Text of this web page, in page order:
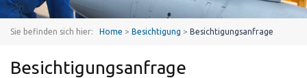
Sie befinden sich hier: Home > Besichtigung > Besichtigungsanfrage
Besichtigungsanfrage